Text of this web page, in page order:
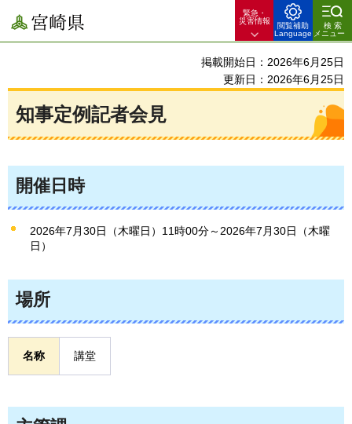
宮崎県
緊急・
災害情報
閲覧補助
Language
検索
メニュー
掲載開始日：2026年6月25日
更新日：2026年6月25日
知事定例記者会見
開催日時
2026年7月30日（木曜日）11時00分～2026年7月30日（木曜
日）
場所
名称 講堂